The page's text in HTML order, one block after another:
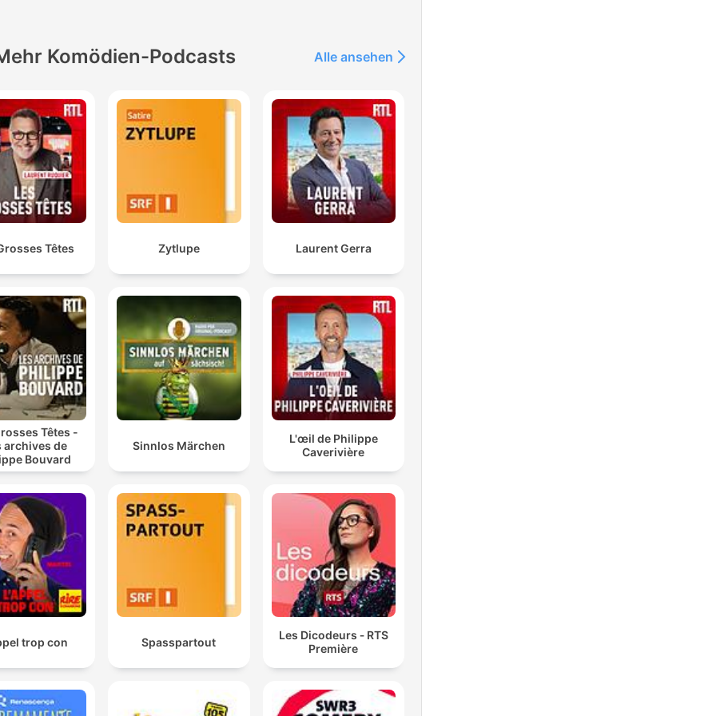
noch für Europa – und für sich
für alle, die Amerika nicht nur
verstehen, sondern einordnen
wollen. Nahbar,
meinungsstark und reflektiert
– aus der Perspektive zweier
Menschen, für die dieses Land
mehr war als nur ein
Beobachtungsobjekt.
Barth Senior Producer: Ricardia
Bramley Schnitt und Sound
Design: Lili Johannsen
Sprecher: Bernd Lambrecht.
Komödien-Podcasts Alle ansehen
Têtes Zytlupe Laurent Gerra
Têtes -
archives de
Bouvard
Sinnlos Märchen
L'œil de Philippe
Caverivière
trop con Spasspartout
Les Dicodeurs ‐ RTS
Première